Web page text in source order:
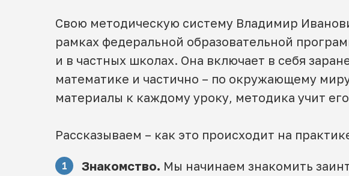
Свою методическую систему Владимир
рамках федеральной образовательной
и в частных школах. Она включает в себя
математике и частично – по окружающему
материалы к каждому уроку, методика учит
Рассказываем – как это происходит на
1 Знакомство. Мы начинаем знакомить